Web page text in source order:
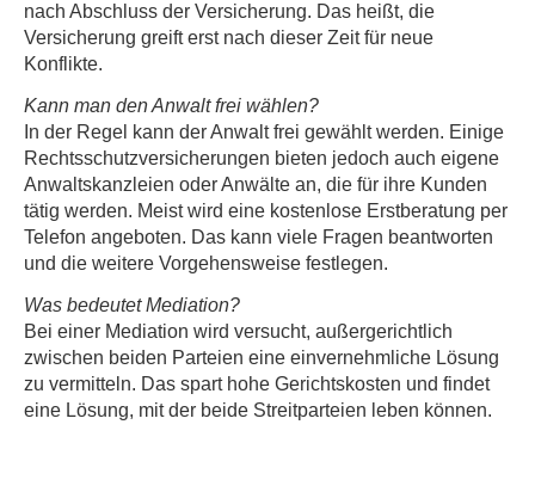
nach Abschluss der Versicherung. Das heißt, die
Versicherung greift erst nach dieser Zeit für neue
Konflikte.
Kann man den Anwalt frei wählen?
In der Regel kann der Anwalt frei gewählt werden. Einige
Rechts­schutz­ver­si­che­rungen bieten jedoch auch eigene
Anwaltskanzleien oder Anwälte an, die für ihre Kunden
tätig werden. Meist wird eine kostenlose Erstberatung per
Telefon angeboten. Das kann viele Fragen beantworten
und die weitere Vorgehensweise festlegen.
Was bedeutet Mediation?
Bei einer Mediation wird versucht, außergerichtlich
zwischen beiden Parteien eine einvernehmliche Lösung
zu vermitteln. Das spart hohe Gerichtskosten und findet
eine Lösung, mit der beide Streitparteien leben können.